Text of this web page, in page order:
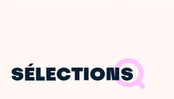
SÉLECTIONS